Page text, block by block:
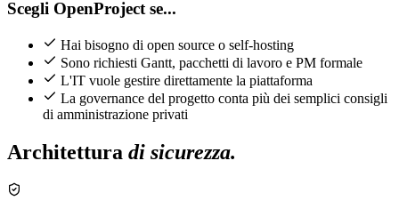
Scegli OpenProject se...
Hai bisogno di open source o self-hosting
Sono richiesti Gantt, pacchetti di lavoro e PM formale
L'IT vuole gestire direttamente la piattaforma
La governance del progetto conta più dei semplici consigli
di amministrazione privati
Architettura di sicurezza.